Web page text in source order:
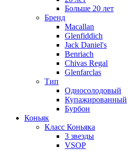
Больше 20 лет
Бренд
Macallan
Glenfiddich
Jack Daniel's
Benriach
Chivas Regal
Glenfarclas
Тип
Односолодовый
Купажированный
Бурбон
Коньяк
Класс Коньяка
3 звезды
VSOP